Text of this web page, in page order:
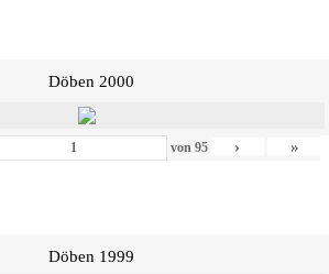
Döben 2000
von 95 › »
Döben 1999